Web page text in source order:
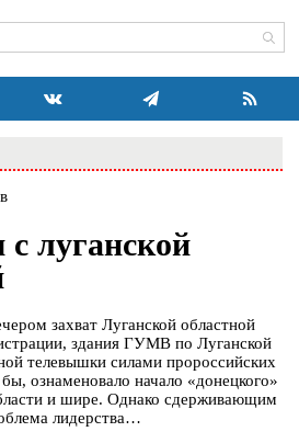
луганской
захват Луганской областной
здания ГУМВ по Луганской
телевышки силами пророссийских
ознаменовало начало «донецкого»
и шире. Однако сдерживающим
лидерства…